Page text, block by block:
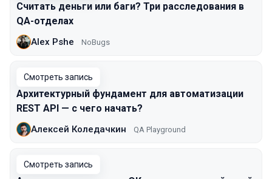
Считать деньги или баги? Три расследования в
QA-отделах
Alex Pshe NoBugs
Смотреть запись
Архитектурный фундамент для автоматизации
REST API — с чего начать?
Алексей Коледачкин QA Playground
Смотреть запись